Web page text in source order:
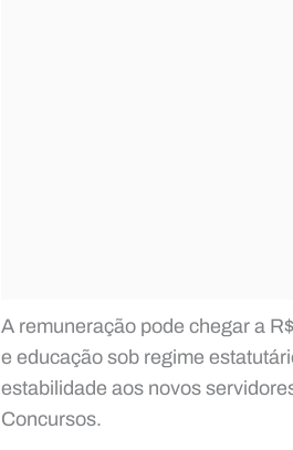
A remuneração pode chegar a
e educação sob regime
estabilidade aos novos
Concursos.